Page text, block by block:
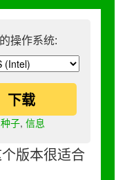
操作系统:
下载
子, 信息
版本很适合